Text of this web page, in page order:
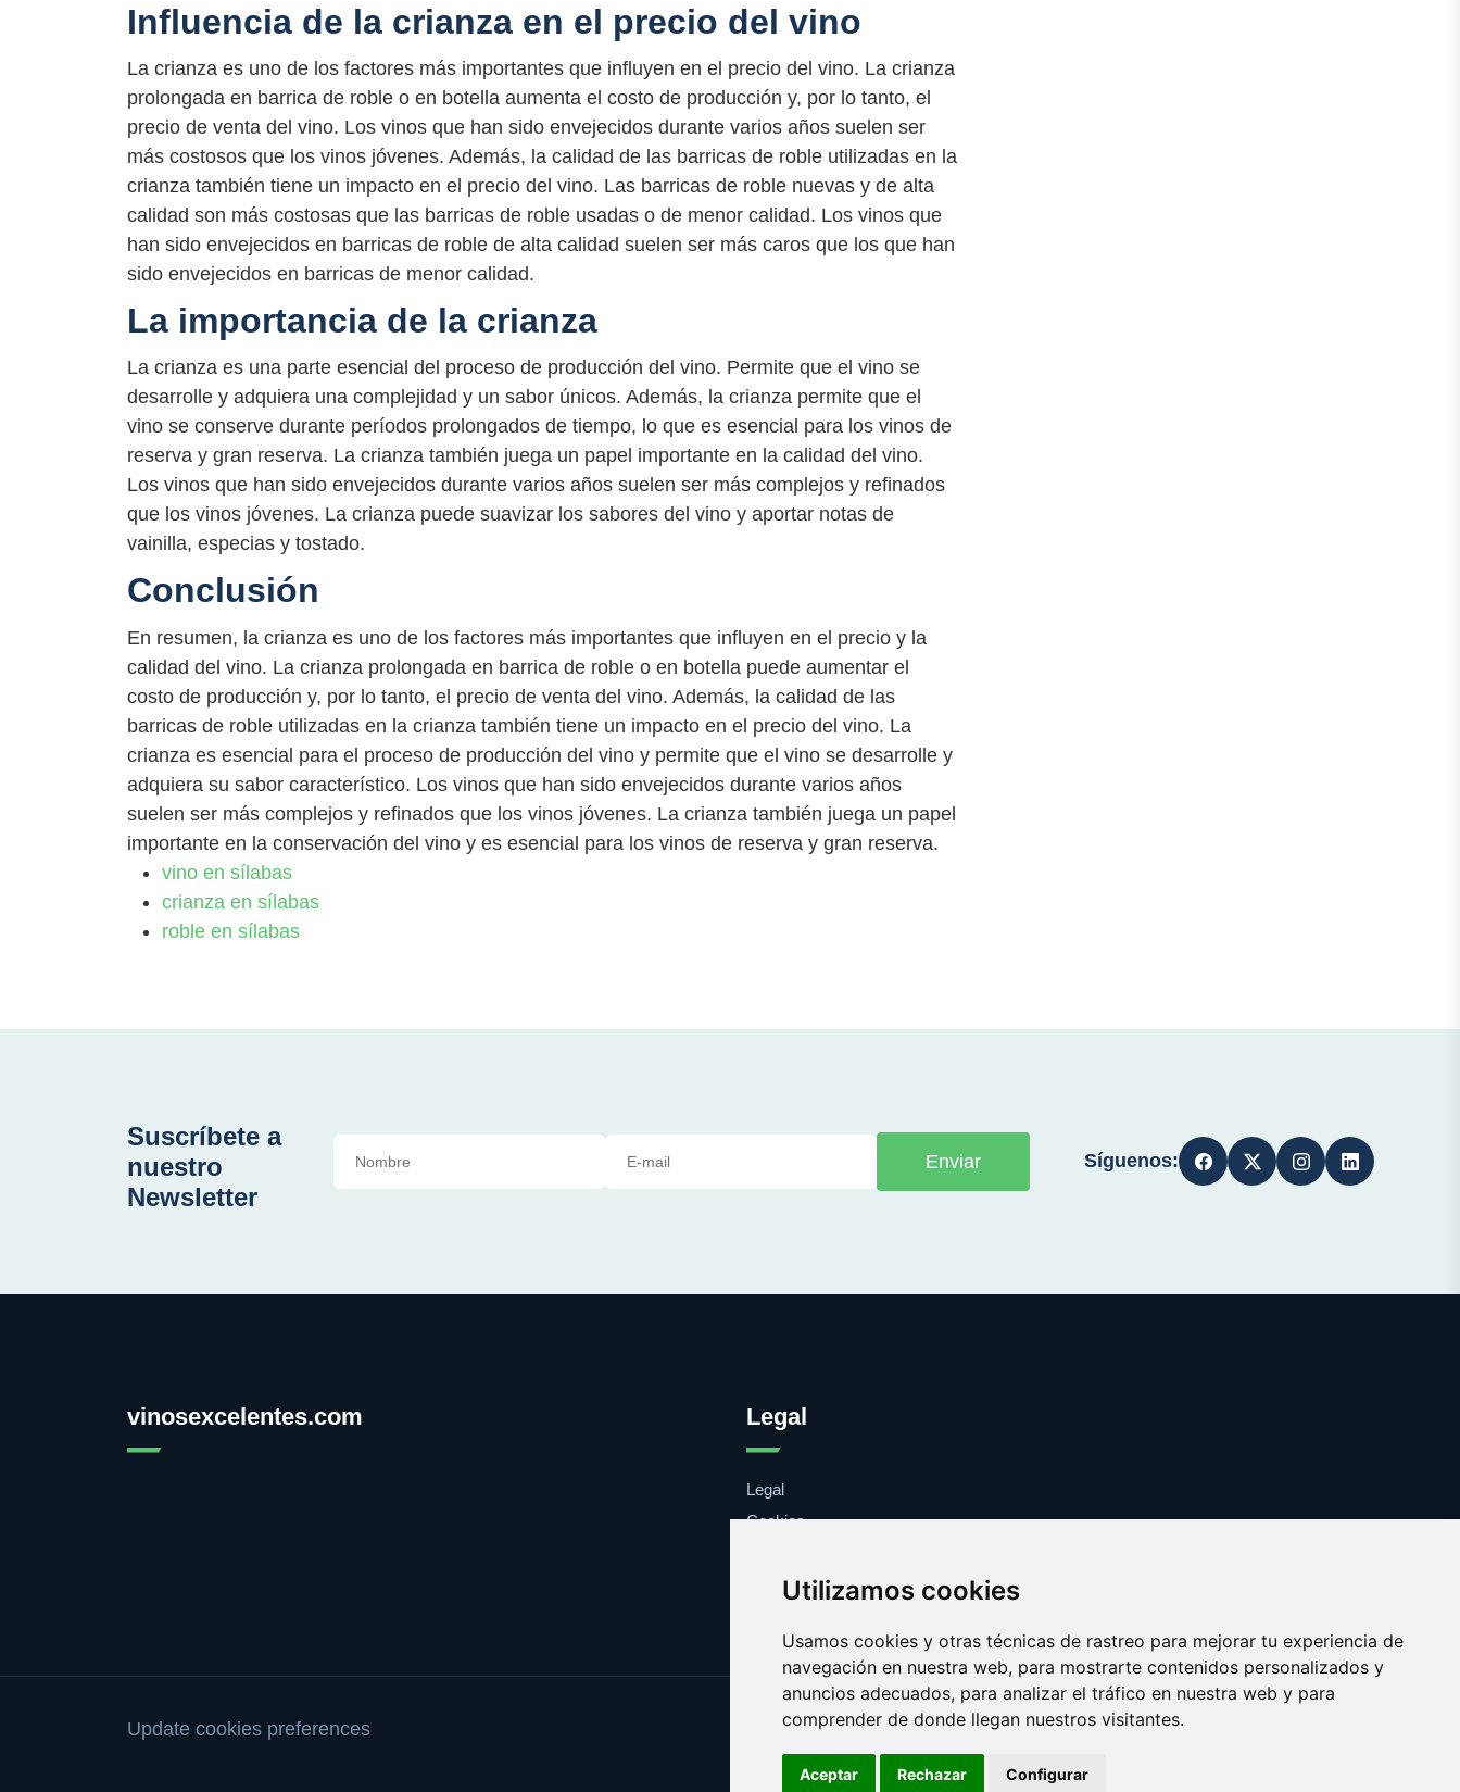
Utilizamos cookies
Usamos cookies y otras técnicas de rastreo para mejorar tu experiencia de
navegación en nuestra web, para mostrarte contenidos personalizados y
anuncios adecuados, para analizar el tráfico en nuestra web y para
comprender de donde llegan nuestros visitantes.
Aceptar Rechazar Configurar
Influencia de la crianza en el precio del vino
La crianza es uno de los factores más importantes que influyen en el precio del vino. La crianza
prolongada en barrica de roble o en botella aumenta el costo de producción y, por lo tanto, el
precio de venta del vino. Los vinos que han sido envejecidos durante varios años suelen ser
más costosos que los vinos jóvenes. Además, la calidad de las barricas de roble utilizadas en la
crianza también tiene un impacto en el precio del vino. Las barricas de roble nuevas y de alta
calidad son más costosas que las barricas de roble usadas o de menor calidad. Los vinos que
han sido envejecidos en barricas de roble de alta calidad suelen ser más caros que los que han
sido envejecidos en barricas de menor calidad.
La importancia de la crianza
La crianza es una parte esencial del proceso de producción del vino. Permite que el vino se
desarrolle y adquiera una complejidad y un sabor únicos. Además, la crianza permite que el
vino se conserve durante períodos prolongados de tiempo, lo que es esencial para los vinos de
reserva y gran reserva. La crianza también juega un papel importante en la calidad del vino.
Los vinos que han sido envejecidos durante varios años suelen ser más complejos y refinados
que los vinos jóvenes. La crianza puede suavizar los sabores del vino y aportar notas de
vainilla, especias y tostado.
Conclusión
En resumen, la crianza es uno de los factores más importantes que influyen en el precio y la
calidad del vino. La crianza prolongada en barrica de roble o en botella puede aumentar el
costo de producción y, por lo tanto, el precio de venta del vino. Además, la calidad de las
barricas de roble utilizadas en la crianza también tiene un impacto en el precio del vino. La
crianza es esencial para el proceso de producción del vino y permite que el vino se desarrolle y
adquiera su sabor característico. Los vinos que han sido envejecidos durante varios años
suelen ser más complejos y refinados que los vinos jóvenes. La crianza también juega un papel
importante en la conservación del vino y es esencial para los vinos de reserva y gran reserva.
vino en sílabas
crianza en sílabas
roble en sílabas
Suscríbete a
nuestro
Newsletter
Enviar Síguenos:
vinosexcelentes.com Legal
Legal
Cookies
Update cookies preferences
Copyright © 2025